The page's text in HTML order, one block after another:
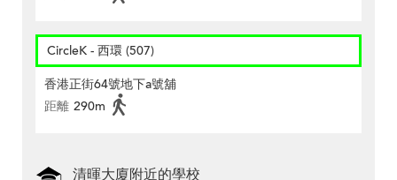
CircleK - 西環 (507)
香港正街64號地下a號舖
距離 290m
清暉大廈附近的學校